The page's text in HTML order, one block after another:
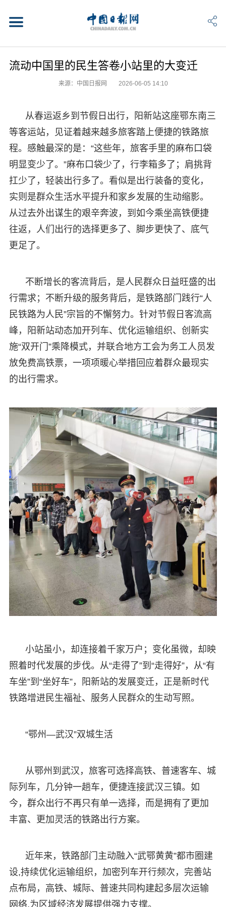
流动中国里的民生答卷小站里的大变迁
来源：中国日报网 2026-06-05 14:10
从春运返乡到节假日出行，阳新站这座鄂东南三
等客运站，见证着越来越多旅客踏上便捷的铁路旅
程。感触最深的是：“这些年，旅客手里的麻布口袋
明显变少了。”麻布口袋少了，行李箱多了；肩挑背
扛少了，轻装出行多了。看似是出行装备的变化，
实则是群众生活水平提升和家乡发展的生动缩影。
从过去外出谋生的艰辛奔波，到如今乘坐高铁便捷
往返，人们出行的选择更多了、脚步更快了、底气
更足了。
不断增长的客流背后，是人民群众日益旺盛的出
行需求；不断升级的服务背后，是铁路部门践行“人
民铁路为人民”宗旨的不懈努力。针对节假日客流高
峰，阳新站动态加开列车、优化运输组织、创新实
施“双开门”乘降模式，并联合地方工会为务工人员发
放免费高铁票，一项项暖心举措回应着群众最现实
的出行需求。
小站虽小，却连接着千家万户；变化虽微，却映
照着时代发展的步伐。从“走得了”到“走得好”，从“有
车坐”到“坐好车”，阳新站的发展变迁，正是新时代
铁路增进民生福祉、服务人民群众的生动写照。
“鄂州—武汉”双城生活
从鄂州到武汉，旅客可选择高铁、普速客车、城
际列车，几分钟一趟车，便捷连接武汉三镇。如
今，群众出行不再只有单一选择，而是拥有了更加
丰富、更加灵活的铁路出行方案。
近年来，铁路部门主动融入“武鄂黄黄”都市圈建
设,持续优化运输组织，加密列车开行频次，完善站
点布局，高铁、城际、普速共同构建起多层次运输
网络,为区域经济发展提供强力支撑。